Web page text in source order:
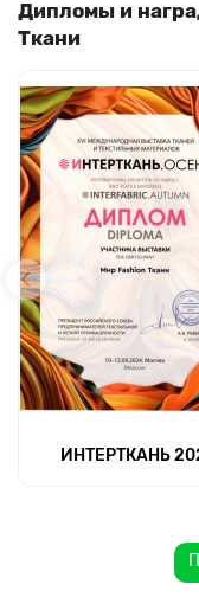
Дипломы и
Ткани
ИНТЕРТКАНЬ